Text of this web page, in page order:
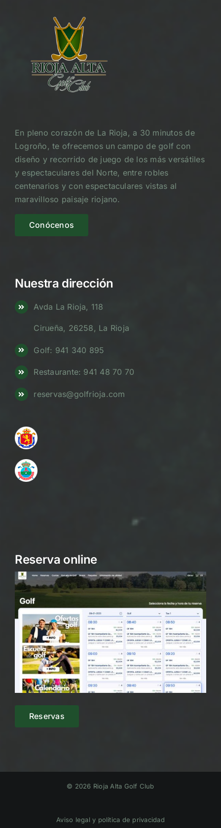
En pleno corazón de La Rioja, a 30 minutos de
Logroño, te ofrecemos un campo de golf con
diseño y recorrido de juego de los más versátiles
y espectaculares del Norte, entre robles
centenarios y con espectaculares vistas al
maravilloso paisaje riojano.
Conócenos
Nuestra dirección
Avda La Rioja, 118
Cirueña, 26258, La Rioja
Golf: 941 340 895
Restaurante: 941 48 70 70
reservas@golfrioja.com
Reserva online
Reservas
© 2026 Rioja Alta Golf Club
Aviso legal y política de privacidad